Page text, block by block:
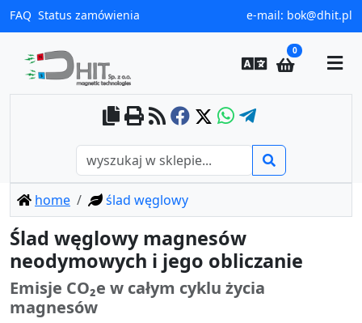
FAQ Status zamówienia e-mail: bok@dhit.pl
0
home ślad węglowy
Ślad węglowy magnesów
neodymowych i jego obliczanie
Emisje CO₂e w całym cyklu życia
magnesów